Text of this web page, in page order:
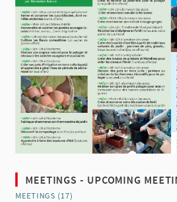
MEETINGS - UPCOMING
MEETINGS (17)